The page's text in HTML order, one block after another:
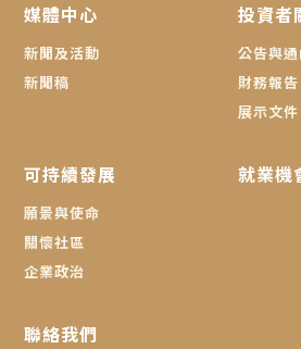
媒體中心
新聞及活動
新聞稿
投資者
公告與通
財務報告
展示文件
可持續發展
願景與使命
關懷社區
企業政治
就業機
聯絡我們